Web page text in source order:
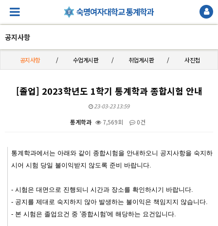
공지사항
공지사항 수업게시판 취업게시판 사진첩
[졸업] 2023학년도 1학기 통계학과 종합시험 안내
23-03-23 13:59
통계학과 7,569회 0건
본문
통계학과에서는 아래와 같이 종합시험을 안내하오니 공지사항을 숙지하
시어 시험 당일 불이익받지 않도록 준비 바랍니다.
- 시험은 대면으로 진행되니 시간과 장소를 확인하시기 바랍니다.
- 공지를 제대로 숙지하지 않아 발생하는 불이익은 책임지지 않습니다.
- 본 시험은 졸업요건 중 '종합시험'에 해당하는 요건입니다.